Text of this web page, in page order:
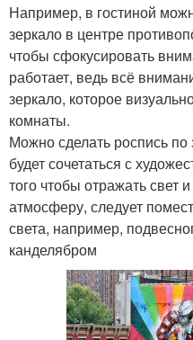
Например, в гостиной
зеркало в центре
чтобы сфокусировать
работает, ведь всё
зеркало, которое
комнаты.
Можно сделать роспись по
будет сочетаться с
того чтобы отражать свет
атмосферу, следует
света, например,
канделябром